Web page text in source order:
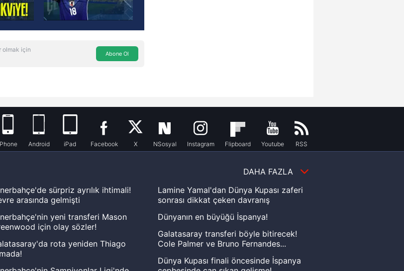
olmak için
Abone Ol
Android iPad Facebook X NSosyal Instagram Flipboard Youtube RSS
DAHA FAZLA
sürpriz ayrılık ihtimali!
arasında gelmişti
yeni transferi Mason
için olay sözler!
rota yeniden Thiago
Lamine Yamal'dan Dünya Kupası zaferi
sonrası dikkat çeken davranış
Dünyanın en büyüğü İspanya!
Galatasaray transferi böyle bitirecek!
Cole Palmer ve Bruno Fernandes...
Dünya Kupası finali öncesinde İspanya